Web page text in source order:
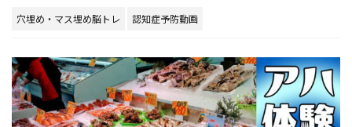
穴埋め・マス埋め脳トレ 認知症予防動画